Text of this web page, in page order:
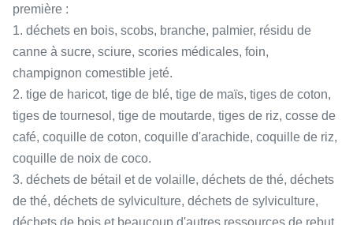
première :
1. déchets en bois, scobs, branche, palmier, résidu de
canne à sucre, sciure, scories médicales, foin,
champignon comestible jeté.
2. tige de haricot, tige de blé, tige de maïs, tiges de coton,
tiges de tournesol, tige de moutarde, tiges de riz, cosse de
café, coquille de coton, coquille d'arachide, coquille de riz,
coquille de noix de coco.
3. déchets de bétail et de volaille, déchets de thé, déchets
de thé, déchets de sylviculture, déchets de sylviculture,